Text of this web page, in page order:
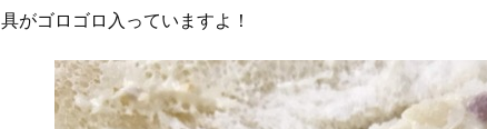
具がゴロゴロ入っていますよ！